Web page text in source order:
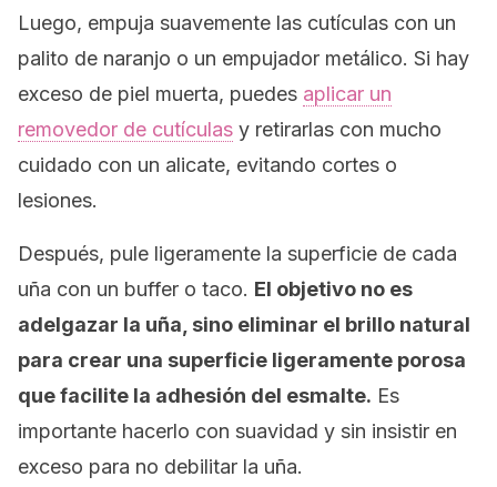
Luego, empuja suavemente las cutículas con un
palito de naranjo o un empujador metálico. Si hay
exceso de piel muerta, puedes aplicar un
removedor de cutículas y retirarlas con mucho
cuidado con un alicate, evitando cortes o
lesiones.
Después, pule ligeramente la superficie de cada
uña con un buffer o taco. El objetivo no es
adelgazar la uña, sino eliminar el brillo natural
para crear una superficie ligeramente porosa
que facilite la adhesión del esmalte. Es
importante hacerlo con suavidad y sin insistir en
exceso para no debilitar la uña.